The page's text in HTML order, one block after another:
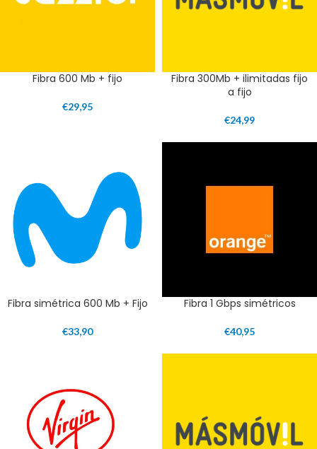
Fibra 600 Mb + fijo
€29,95
Fibra 300Mb + ilimitadas fijo
a fijo
€24,99
Fibra simétrica 600 Mb + Fijo
€33,90
Fibra 1 Gbps simétricos
€40,95